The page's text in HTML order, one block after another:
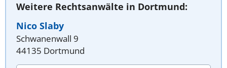
Weitere Rechtsanwälte in Dortmund:
Nico Slaby
Schwanenwall 9
44135 Dortmund